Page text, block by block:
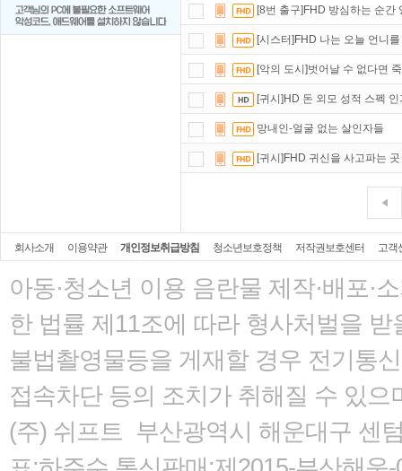
[8번 출구]FHD 방심하는 순간
[시스터]FHD 나는 오늘 언니
[악의 도시]벗어날 수 없다면
[귀시]HD 돈 외모 성적 스펙
망내인-얼굴 없는 살인자들
[귀시]FHD 귀신을 사고파는 곳
회사소개 이용약관 개인정보취급방침 청소년보호정책 저작권보호센터 고객
아동·청소년 이용 음란물 제작·배포·
한 법률 제11조에 따라 형사처벌을 받
불법촬영물등을 게재할 경우 전기통
접속차단 등의 조치가 취해질 수 있으
(주) 쉬프트 부산광역시 해운대구 센